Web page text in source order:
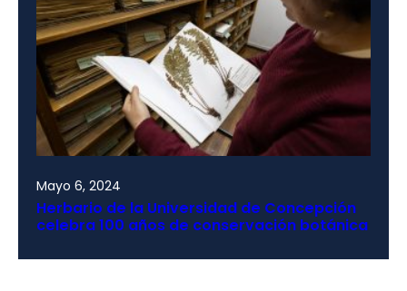
Mayo 6, 2024
Herbario de la Universidad de Concepción
celebra 100 años de conservación botánica